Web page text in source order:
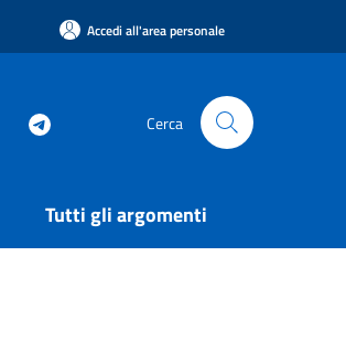
Accedi all'area personale
Cerca
Tutti gli argomenti